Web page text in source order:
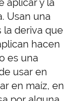
aplicar y la
Usan una
la deriva que
hacen
es una
usar en
en maíz, en